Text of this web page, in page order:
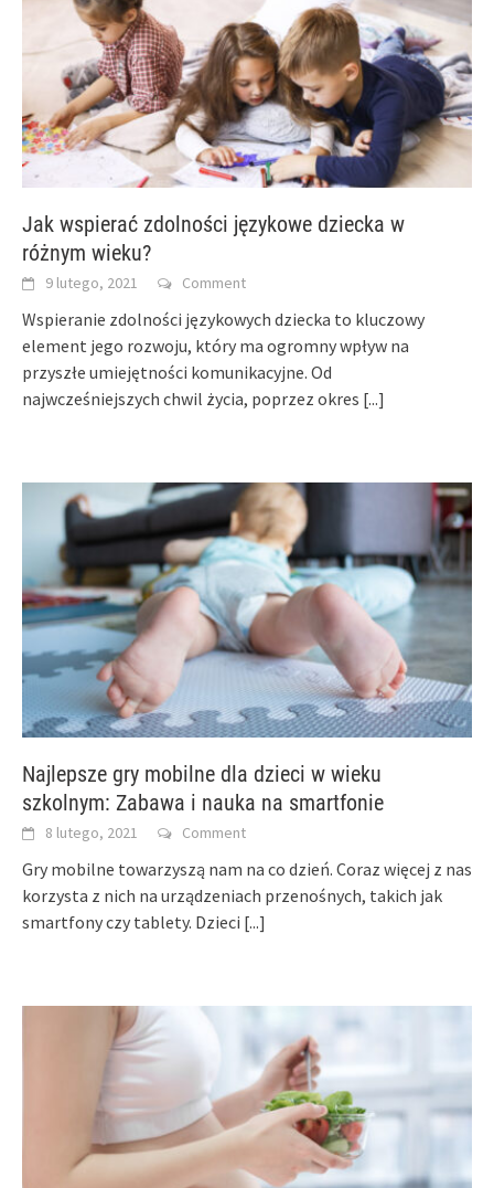
Jak wspierać zdolności językowe dziecka w
różnym wieku?
9 lutego, 2021 Comment
Wspieranie zdolności językowych dziecka to kluczowy
element jego rozwoju, który ma ogromny wpływ na
przyszłe umiejętności komunikacyjne. Od
najwcześniejszych chwil życia, poprzez okres [...]
Najlepsze gry mobilne dla dzieci w wieku
szkolnym: Zabawa i nauka na smartfonie
8 lutego, 2021 Comment
Gry mobilne towarzyszą nam na co dzień. Coraz więcej z nas
korzysta z nich na urządzeniach przenośnych, takich jak
smartfony czy tablety. Dzieci [...]